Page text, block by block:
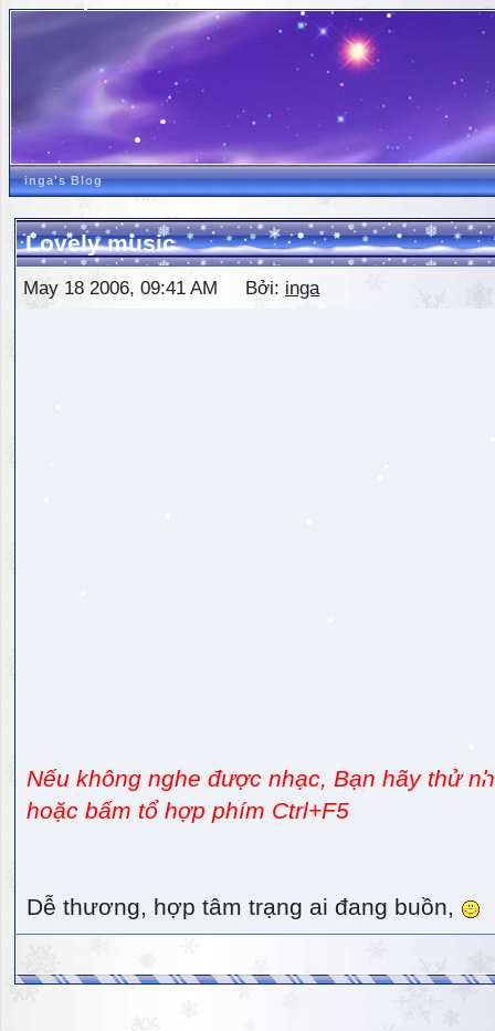
inga's Blog
Lovely music
May 18 2006, 09:41 AM Bởi: inga
Nếu không nghe được nhạc, Bạn hãy thử
hoặc bấm tổ hợp phím Ctrl+F5
Dễ thương, hợp tâm trạng ai đang buồn,